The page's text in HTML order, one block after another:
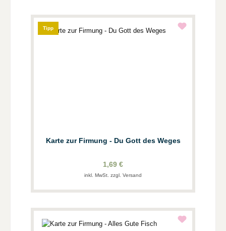
Tipp
Karte zur Firmung - Du Gott des Weges
1,69 €
inkl. MwSt. zzgl. Versand